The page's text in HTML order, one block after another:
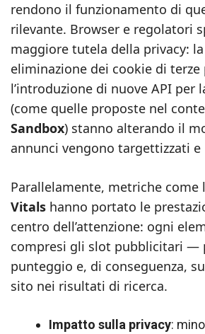
rendono il funzionamento di
rilevante. Browser e regolatori
maggiore tutela della privacy:
eliminazione dei cookie di terze
l’introduzione di nuove API per
(come quelle proposte nel
Sandbox) stanno alterando il
annunci vengono targettizzati
Parallelamente, metriche come
Vitals hanno portato le
centro dell’attenzione: ogni
compresi gli slot pubblicitari —
punteggio e, di conseguenza,
sito nei risultati di ricerca.
Impatto sulla privacy: